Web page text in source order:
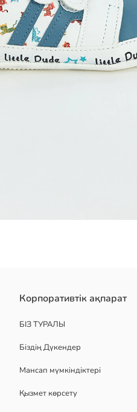
Корпоративтік ақпарат
БІЗ ТУРАЛЫ
Біздің Дүкендер
Мансап мүмкіндіктері
Қызмет көрсету